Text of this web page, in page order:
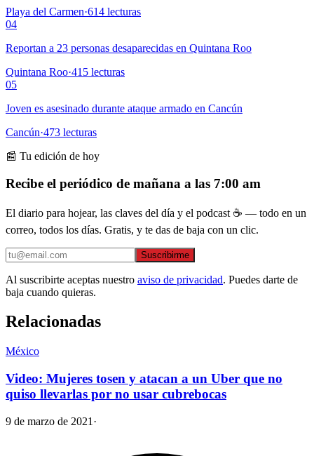
Playa del Carmen·614 lecturas
04
Reportan a 23 personas desaparecidas en Quintana Roo
Quintana Roo·415 lecturas
05
Joven es asesinado durante ataque armado en Cancún
Cancún·473 lecturas
📰 Tu edición de hoy
Recibe el periódico de mañana a las 7:00 am
El diario para hojear, las claves del día y el podcast ☕ — todo en un
correo, todos los días. Gratis, y te das de baja con un clic.
Suscribirme
Al suscribirte aceptas nuestro aviso de privacidad. Puedes darte de
baja cuando quieras.
Relacionadas
México
Video: Mujeres tosen y atacan a un Uber que no
quiso llevarlas por no usar cubrebocas
9 de marzo de 2021 ·